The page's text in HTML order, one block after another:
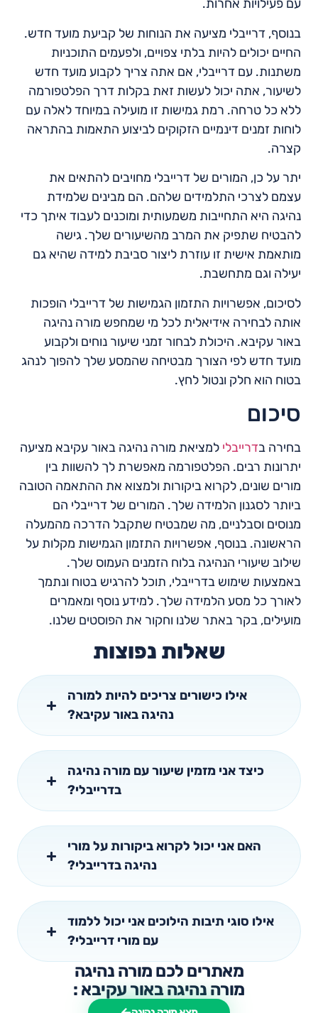
עם פעילויות אחרות.
בנוסף, דרייבלי מציעה את הנוחות של קביעת מועד חדש.
החיים יכולים להיות בלתי צפויים, ולפעמים התוכניות
משתנות. עם דרייבלי, אם אתה צריך לקבוע מועד חדש
לשיעור, אתה יכול לעשות זאת בקלות דרך הפלטפורמה
ללא כל טרחה. רמת גמישות זו מועילה במיוחד לאלה עם
לוחות זמנים דינמיים הזקוקים לביצוע התאמות בהתראה
קצרה.
יתר על כן, המורים של דרייבלי מחויבים להתאים את
עצמם לצרכי התלמידים שלהם. הם מבינים שלמידת
נהיגה היא התחייבות משמעותית ומוכנים לעבוד איתך כדי
להבטיח שתפיק את המרב מהשיעורים שלך. גישה
מותאמת אישית זו עוזרת ליצור סביבת למידה שהיא גם
יעילה וגם מתחשבת.
לסיכום, אפשרויות התזמון הגמישות של דרייבלי הופכות
אותה לבחירה אידיאלית לכל מי שמחפש מורה נהיגה
באור עקיבא. היכולת לבחור זמני שיעור נוחים ולקבוע
מועד חדש לפי הצורך מבטיחה שהמסע שלך להפוך לנהג
בטוח הוא חלק ונטול לחץ.
סיכום
בחירה בדרייבלי למציאת מורה נהיגה באור עקיבא מציעה
יתרונות רבים. הפלטפורמה מאפשרת לך להשוות בין
מורים שונים, לקרוא ביקורות ולמצוא את ההתאמה הטובה
ביותר לסגנון הלמידה שלך. המורים של דרייבלי הם
מנוסים וסבלניים, מה שמבטיח שתקבל הדרכה מהמעלה
הראשונה. בנוסף, אפשרויות התזמון הגמישות מקלות על
שילוב שיעורי הנהיגה בלוח הזמנים העמוס שלך.
באמצעות שימוש בדרייבלי, תוכל להרגיש בטוח ונתמך
לאורך כל מסע הלמידה שלך. למידע נוסף ומאמרים
מועילים, בקר באתר שלנו וחקור את הפוסטים שלנו.
שאלות נפוצות
אילו כישורים צריכים להיות למורה
נהיגה באור עקיבא?
כיצד אני מזמין שיעור עם מורה נהיגה
בדרייבלי?
האם אני יכול לקרוא ביקורות על מורי
נהיגה בדרייבלי?
אילו סוגי תיבות הילוכים אני יכול ללמוד
עם מורי דרייבלי?
מאתרים לכם מורה נהיגה
מורה נהיגה באור עקיבא :